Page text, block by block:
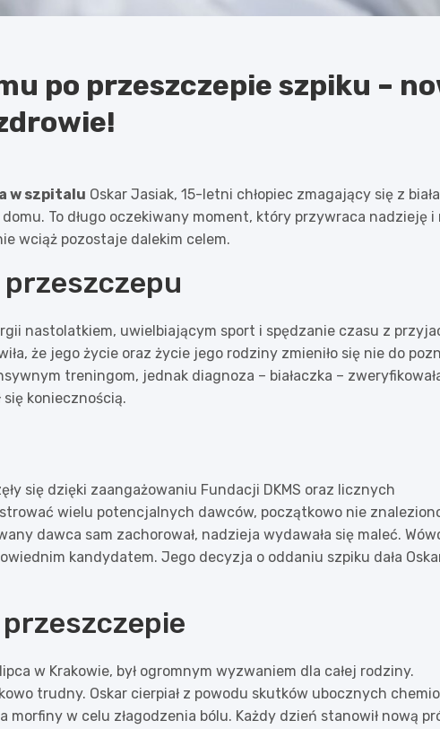
po przeszczepie szpiku –
w szpitalu Oskar Jasiak, 15-letni chłopiec zmagający się z
To długo oczekiwany moment, który przywraca nadzieję i
wciąż pozostaje dalekim celem.
przeszczepu
nastolatkiem, uwielbiającym sport i spędzanie czasu z
że jego życie oraz życie jego rodziny zmieniło się nie do
treningom, jednak diagnoza – białaczka –
koniecznością.
się dzięki zaangażowaniu Fundacji DKMS oraz licznych
wielu potencjalnych dawców, początkowo nie
dawca sam zachorował, nadzieja wydawała się maleć.
kandydatem. Jego decyzja o oddaniu szpiku dała
w Krakowie, był ogromnym wyzwaniem dla całej rodziny.
trudny. Oskar cierpiał z powodu skutków ubocznych
morfiny w celu złagodzenia bólu. Każdy dzień stanowił nową